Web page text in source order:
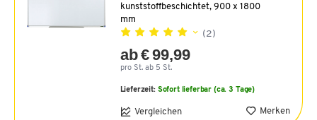
kunststoffbeschichtet, 900 x 1800
mm
(2)
ab € 99,99
pro St. ab 5 St.
Lieferzeit: Sofort lieferbar (ca. 3 Tage)
Vergleichen Merken